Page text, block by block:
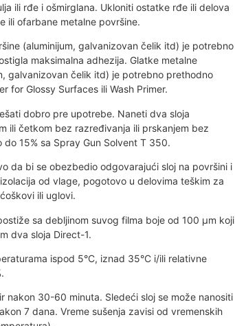
ili rđe i ošmirglana. Ukloniti ostatke rđe ili delova
ili ofarbane metalne površine.
(aluminijum, galvanizovan čelik itd) je potrebno
maksimalna adhezija. Glatke metalne
galvanizovan čelik itd) je potrebno prethodno
for Glossy Surfaces ili Wash Primer.
dobro pre upotrebe. Naneti dva sloja
ili četkom bez razređivanja ili prskanjem bez
15% sa Spray Gun Solvent T 350.
da bi se obezbedio odgovarajući sloj na površini i
od vlage, pogotovo u delovima teškim za
ili uglovi.
sa debljinom suvog filma boje od 100 μm koji
dva sloja Direct-1.
ispod 5°C, iznad 35°C i/ili relativne
nakon 30-60 minuta. Sledeći sloj se može nanositi
7 dana. Vreme sušenja zavisi od vremenskih